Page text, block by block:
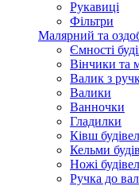
Рукавиці
Фільтри
Малярний та
Ємності
Вінчики та
Валик з
Валики
Ванночки
Гладилки
Ківш
Кельми
Ножі
Ручка до